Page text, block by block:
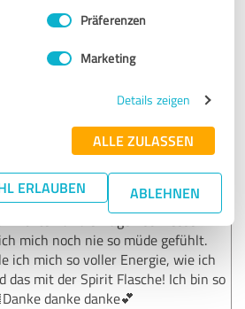
Präferenzen
Marketing
Details zeigen
ALLE ZULASSEN
ERLAUBEN ABLEHNEN
Empfehlung
ich bin total begeistert von der
Ich war nun monatelang immer
wollte nur die Augen schliessen. In
mich noch nie so müde gefühlt.
ich mich so voller Energie, wie ich
das mit der Spirit Flasche! Ich bin so
danke danke💕